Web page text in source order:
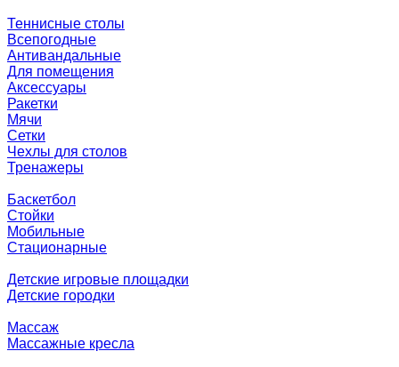
Теннисные столы
Всепогодные
Антивандальные
Для помещения
Аксессуары
Ракетки
Мячи
Сетки
Чехлы для столов
Тренажеры
Баскетбол
Стойки
Мобильные
Стационарные
Детские игровые площадки
Детские городки
Массаж
Массажные кресла